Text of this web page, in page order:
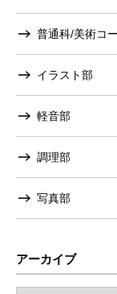
普通科/美術コ
イラスト部
軽音部
調理部
写真部
アーカイブ